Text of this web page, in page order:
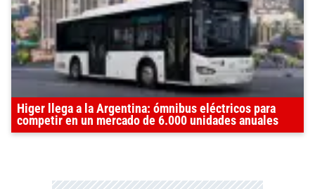
Higer llega a la Argentina: ómnibus eléctricos para
competir en un mercado de 6.000 unidades anuales